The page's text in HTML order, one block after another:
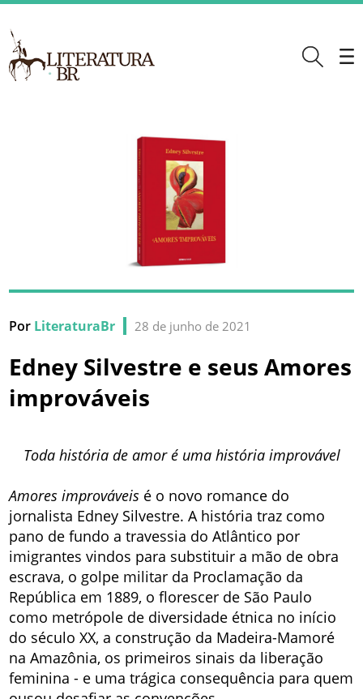
Por LiteraturaBr 28 de junho de 2021
Edney Silvestre e seus Amores
improváveis
Toda história de amor é uma história improvável
Amores improváveis é o novo romance do
jornalista Edney Silvestre. A história traz como
pano de fundo a travessia do Atlântico por
imigrantes vindos para substituir a mão de obra
escrava, o golpe militar da Proclamação da
República em 1889, o florescer de São Paulo
como metrópole de diversidade étnica no início
do século XX, a construção da Madeira-Mamoré
na Amazônia, os primeiros sinais da liberação
feminina - e uma trágica consequência para quem